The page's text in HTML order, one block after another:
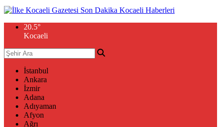
20.5°
Kocaeli
İstanbul
Ankara
İzmir
Adana
Adıyaman
Afyon
Ağrı